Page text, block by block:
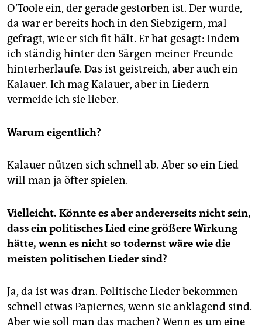
O’Toole ein, der gerade gestorben ist. Der wurde,
da war er bereits hoch in den Siebzigern, mal
gefragt, wie er sich fit hält. Er hat gesagt: Indem
ich ständig hinter den Särgen meiner Freunde
hinterherlaufe. Das ist geistreich, aber auch ein
Kalauer. Ich mag Kalauer, aber in Liedern
vermeide ich sie lieber.
Warum eigentlich?
Kalauer nützen sich schnell ab. Aber so ein Lied
will man ja öfter spielen.
Vielleicht. Könnte es aber andererseits nicht sein,
dass ein politisches Lied eine größere Wirkung
hätte, wenn es nicht so todernst wäre wie die
meisten politischen Lieder sind?
Ja, da ist was dran. Politische Lieder bekommen
schnell etwas Papiernes, wenn sie anklagend sind.
Aber wie soll man das machen? Wenn es um eine